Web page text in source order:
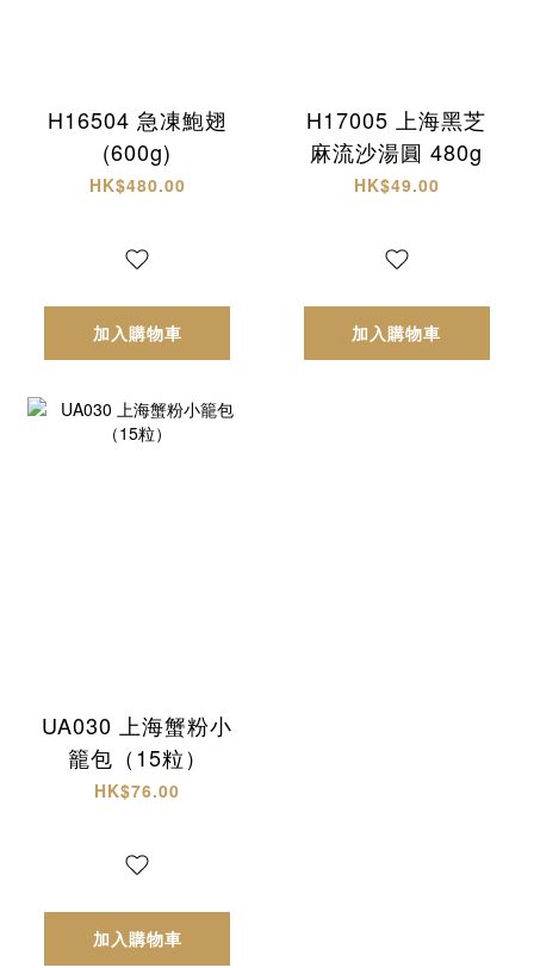
H16504 急凍鮑翅
(600g)
HK$480.00
加入購物車
H17005 上海黑芝
麻流沙湯圓 480g
HK$49.00
加入購物車
UA030 上海蟹粉小
籠包（15粒）
HK$76.00
加入購物車